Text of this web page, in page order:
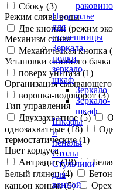
Подстолье
для
столешницы
Зеркала,
полки,
зеркало-
шкаф
Зеркало
Зеркало-
шкаф
Шкафы
и
пеналы
Столы
Стульчики
для
ванной
Сбоку (3)
Режим слива воды
Две кнопки (режим
Механизм слива
Механическая кнопка (
Установки сливного бачка
поверх унитаза (1)
Организация смывающего
воронка-водоворот (3)
Тип управления
Двухзахватное (5)
однозахватные (18)
термостатические (1)
Цвет корпуса
Антрацит (18)
Белый глянец (4)
каньон коньяк (5)